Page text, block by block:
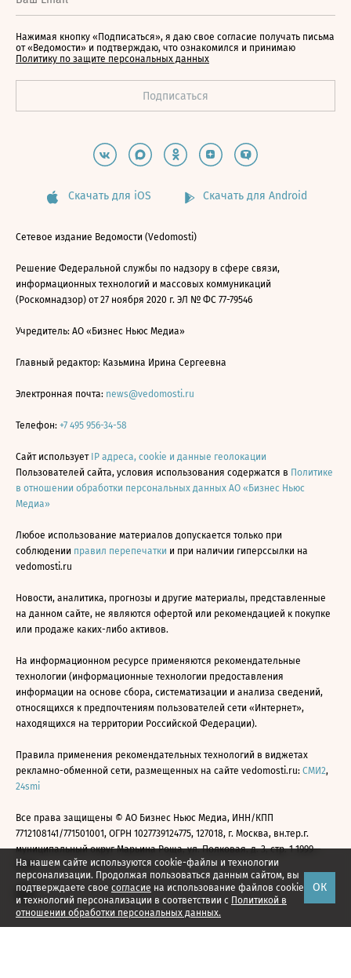
На нашем сайте используются cookie-файлы и технологии
персонализации. Продолжая пользоваться данным сайтом, вы
подтверждаете свое согласие на использование файлов cookie
и технологий персонализации в соответствии с Политикой в
отношении обработки персональных данных.
ОК
Нажимая кнопку «Подписаться», я даю свое согласие получать письма
от «Ведомости» и подтверждаю, что ознакомился и принимаю
Политику по защите персональных данных
Скачать для iOS Скачать для Android
Сетевое издание Ведомости (Vedomosti)
Решение Федеральной службы по надзору в сфере связи,
информационных технологий и массовых коммуникаций
(Роскомнадзор) от 27 ноября 2020 г. ЭЛ № ФС 77-79546
Учредитель: АО «Бизнес Ньюс Медиа»
Главный редактор: Казьмина Ирина Сергеевна
Электронная почта: news@vedomosti.ru
Телефон: +7 495 956-34-58
Сайт использует IP адреса, cookie и данные геолокации
Пользователей сайта, условия использования содержатся в Политике
в отношении обработки персональных данных АО «Бизнес Ньюс
Медиа»
Любое использование материалов допускается только при
соблюдении правил перепечатки и при наличии гиперссылки на
vedomosti.ru
Новости, аналитика, прогнозы и другие материалы, представленные
на данном сайте, не являются офертой или рекомендацией к покупке
или продаже каких-либо активов.
На информационном ресурсе применяются рекомендательные
технологии (информационные технологии предоставления
информации на основе сбора, систематизации и анализа сведений,
относящихся к предпочтениям пользователей сети «Интернет»,
находящихся на территории Российской Федерации).
Правила применения рекомендательных технологий в виджетах
рекламно-обменной сети, размещенных на сайте vedomosti.ru: СМИ2,
24smi
Все права защищены © АО Бизнес Ньюс Медиа, ИНН/КПП
7712108141/771501001, ОГРН 1027739124775, 127018, г. Москва, вн.тер.г.
муниципальный округ Марьина Роща, ул. Полковая, д. 3, стр. 1 1999—
2026